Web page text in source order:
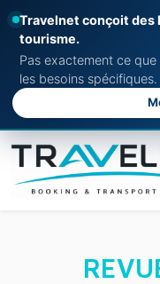
Travelnet conçoit des
tourisme.
Pas exactement ce
les besoins spécifiques.